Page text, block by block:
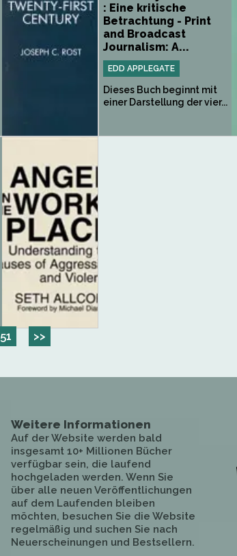
: Eine kritische
Betrachtung - Print
and Broadcast
Journalism: A...
EDD APPLEGATE
Dieses Buch beginnt mit
einer Darstellung der vier...
51 >>
Weitere Informationen
Auf der Website werden bald
insgesamt 10+ Millionen Bücher
verfügbar sein, die laufend
hochgeladen werden. Wenn Sie
über alle neuen Veröffentlichungen
auf dem Laufenden bleiben
möchten, besuchen Sie die Website
regelmäßig und suchen Sie nach
Neuerscheinungen und Bestsellern.